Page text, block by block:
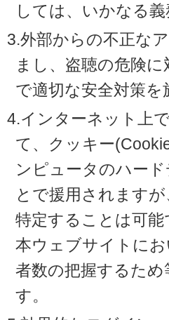
しては、いかなる
3.外部からの不正な
まし、盗聴の危険
で適切な安全対策
4.インターネット上
て、クッキー
ンピュータのハー
とで援用されます
特定することは可
本ウェブサイトに
者数の把握するた
す。